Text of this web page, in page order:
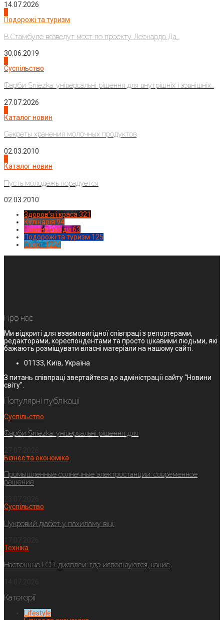
14.07.2026
Подорожі та туризм
В Стамбуле возведут мост по проекту Леонардо Да...
30.06.2019
Суспільство
Фарби Sniezka: універсальні рішення для внутрішніх і зовнішніх...
27.07.2026
Каталог новин
Секреты хранения молочных продуктов
02.03.2010
Каталог новин
Пусть молодежь порадуется
02.03.2010
Здоров'я і краса 321
Кулінарія 94
Новинки моди 63
Подорожі та туризм 125
Спорт1224
Про нас
Ми відкриті для взаємовигідної співпраці з репортерами,
редакторами, кореспондентами та просто цікавими людьми, які
бажають розміщувати власні матеріали на нашому сайті.
01133, Київ, Україна
З питань співпраці звертайтеся до адміністрації сайту "Новини
світу".
Популярні публікації
Суспільство
Фарби Sniezka: універсальні рішення для
Бізнес та економіка
Промышленные солнечные электростанции: современное
решение
Суспільство
Цукровий діабет у похилому віці:
Техніка
Настенные LCD-дисплеи: где используются, какие
Категорії
Lifestyle